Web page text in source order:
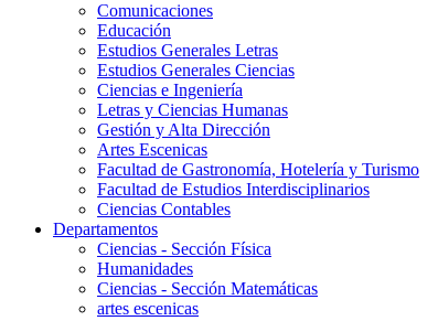
Comunicaciones
Educación
Estudios Generales Letras
Estudios Generales Ciencias
Ciencias e Ingeniería
Letras y Ciencias Humanas
Gestión y Alta Dirección
Artes Escenicas
Facultad de Gastronomía, Hotelería y Turismo
Facultad de Estudios Interdisciplinarios
Ciencias Contables
Departamentos
Ciencias - Sección Física
Humanidades
Ciencias - Sección Matemáticas
artes escenicas